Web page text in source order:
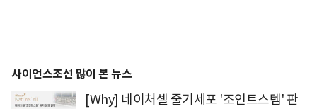
사이언스조선 많이 본 뉴스
[Why] 네이처셀 줄기세포 '조인트스템' 판